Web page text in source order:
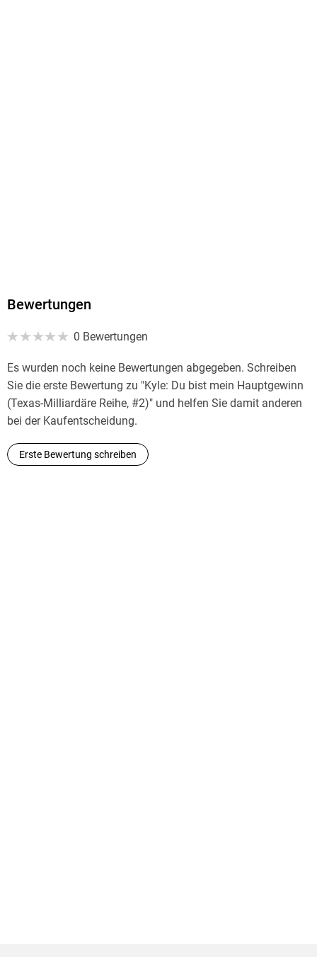
Bewertungen
0 Bewertungen
Es wurden noch keine Bewertungen abgegeben. Schreiben
Sie die erste Bewertung zu "Kyle: Du bist mein Hauptgewinn
(Texas-Milliardäre Reihe, #2)" und helfen Sie damit anderen
bei der Kaufentscheidung.
Erste Bewertung schreiben